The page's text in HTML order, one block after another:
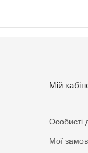
Мій
Особисті
Мої